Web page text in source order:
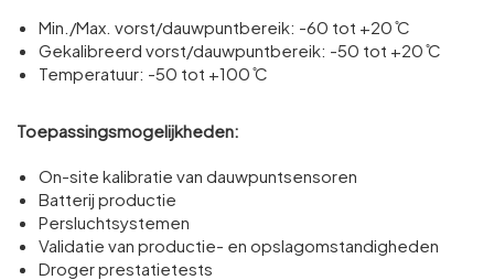
Min./Max. vorst/dauwpuntbereik: -60 tot +20 ̊C
Gekalibreerd vorst/dauwpuntbereik: -50 tot +20 ̊C
Temperatuur: -50 tot +100 ̊C
Toepassingsmogelijkheden:
On-site kalibratie van dauwpuntsensoren
Batterij productie
Persluchtsystemen
Validatie van productie- en opslagomstandigheden
Droger prestatietests